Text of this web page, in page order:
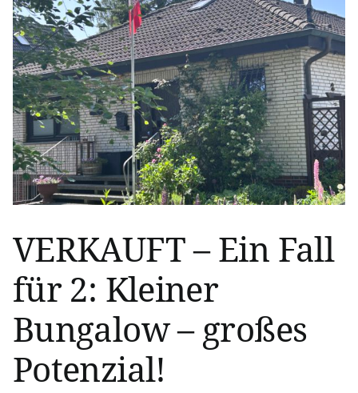
VERKAUFT – Ein Fall
für 2: Kleiner
Bungalow – großes
Potenzial!